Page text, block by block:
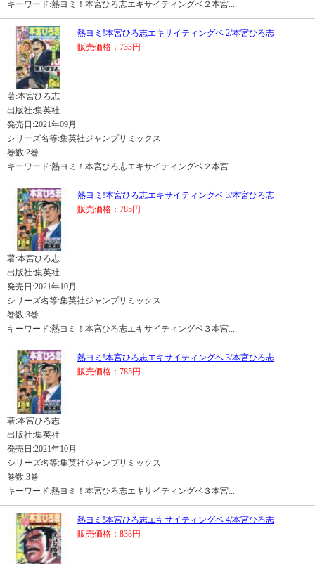
キーワード:熱ヨミ！本宮ひろ志エキサイティングベ２本宮...
熱ヨミ!本宮ひろ志エキサイティングベ 2/本宮ひろ志
販売価格：733円
著:本宮ひろ志
出版社:集英社
発売日:2021年09月
シリーズ名等:集英社ジャンプリミックス
巻数:2巻
キーワード:熱ヨミ！本宮ひろ志エキサイティングベ２本宮...
熱ヨミ!本宮ひろ志エキサイティングベ 3/本宮ひろ志
販売価格：785円
著:本宮ひろ志
出版社:集英社
発売日:2021年10月
シリーズ名等:集英社ジャンプリミックス
巻数:3巻
キーワード:熱ヨミ！本宮ひろ志エキサイティングベ３本宮...
熱ヨミ!本宮ひろ志エキサイティングベ 3/本宮ひろ志
販売価格：785円
著:本宮ひろ志
出版社:集英社
発売日:2021年10月
シリーズ名等:集英社ジャンプリミックス
巻数:3巻
キーワード:熱ヨミ！本宮ひろ志エキサイティングベ３本宮...
熱ヨミ!本宮ひろ志エキサイティングベ 4/本宮ひろ志
販売価格：838円